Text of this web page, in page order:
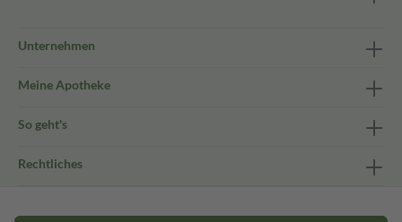
Unternehmen
Meine Apotheke
So geht's
Rechtliches